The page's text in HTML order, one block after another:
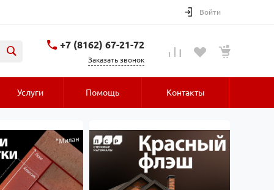
Войти
+7 (8162) 67-21-72
Заказать звонок
Услуги Помощь Контакты